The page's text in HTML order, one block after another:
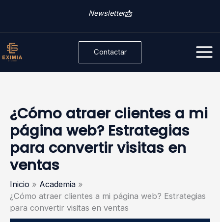
contenido
Newsletter📩
Contactar
¿Cómo atraer clientes a mi
página web? Estrategias
para convertir visitas en
ventas
Inicio
Academia
¿Cómo atraer clientes a mi página web? Estrategias
para convertir visitas en ventas
e
g
í
a
s